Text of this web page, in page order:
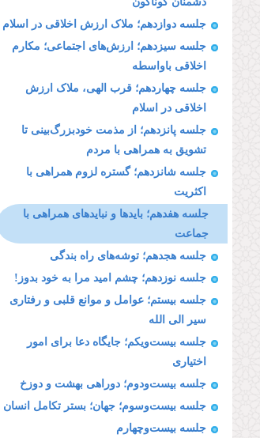
جلسه دوازدهم؛ ملاک ارزش اخلاقی در اسلام
جلسه سیزدهم؛ ارزش‌های اجتماعی؛ مکارم
اخلاقی باواسطه
جلسه چهاردهم؛ قرب الهی، ملاک ارزش
اخلاقی در اسلام
جلسه پانزدهم؛ از مذمت خودبزرگ‌بینی تا
تشویق به همراهی با مردم
جلسه شانزدهم؛ گستره لزوم همراهی با
اکثریت
جلسه هفدهم؛ بایدها و نبایدهای همراهی با
جماعت
جلسه هجدهم؛ توشه‌های راه بندگی
جلسه نوزدهم؛ چشم امید مرا به خود بدوز!
جلسه بیستم؛ عوامل و موانع قلبی و رفتاری
سیر الی الله
جلسه بیست‌ویکم؛ جایگاه دعا برای امور
اختیاری
جلسه بیست‌ودوم؛ دوراهی بهشت و دوزخ
جلسه بیست‌وسوم؛ جهان؛ بستر تکامل انسان
جلسه بیست‌وچهارم